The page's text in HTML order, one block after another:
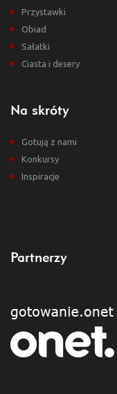
Przystawki
Obiad
Sałatki
Ciasta i desery
Na skróty
Gotują z nami
Konkursy
Inspiracje
Partnerzy